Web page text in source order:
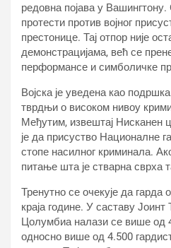
редовна појава у
протести против војног
престонице. Тај отпор није
демонстрацијама, већ се
перформансе и симболичке
Војска је уведена као
тврдњи о високом нивоу
Међутим, извештај Нисканен
је да присуство Националне
стопе насилног криминала.
питање шта је стварна сврха
Тренутно се очекује да гарда
краја године. У саставу
Цолумбиа налази се више од
односно више од 4.500